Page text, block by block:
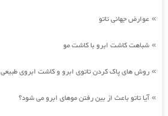
» عوارض جهانی تاتو
» شباهت کاشت ابرو با کاشت مو
» روش های پاک کردن تاتوی ابرو و کاشت ابروی طبیعی
»آیا تاتو باعث از بین رفتن موهای ابرو می شود؟